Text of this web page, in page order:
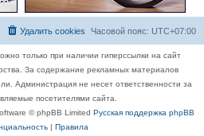
Часовой пояс: UTC+07:00
Удалить cookies
только при наличии гиперссылки на сайт
За содержание рекламных материалов
Администрация не несет ответственности за
посетителями сайта.
© phpBB Limited Русская поддержка phpBB
| Правила